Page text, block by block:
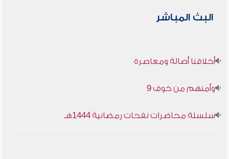
البث المباشر
أخلاقنا أصالة ومعاصرة
وأمنهم من خوف 9
سلسلة محاضرات نفحات رمضانية 1444هـ